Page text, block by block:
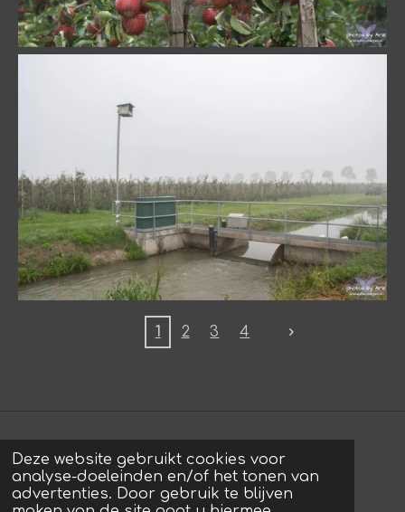
Deze website gebruikt cookies voor
analyse-doeleinden en/of het tonen van
advertenties. Door gebruik te blijven
1 2 3 4
© 2022 - 2026 photos by Arie
Powered byJouwWeb